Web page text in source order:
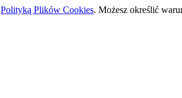
Polityką Plików Cookies. Możesz określić